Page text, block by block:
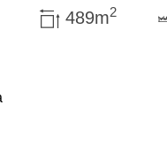
489m2